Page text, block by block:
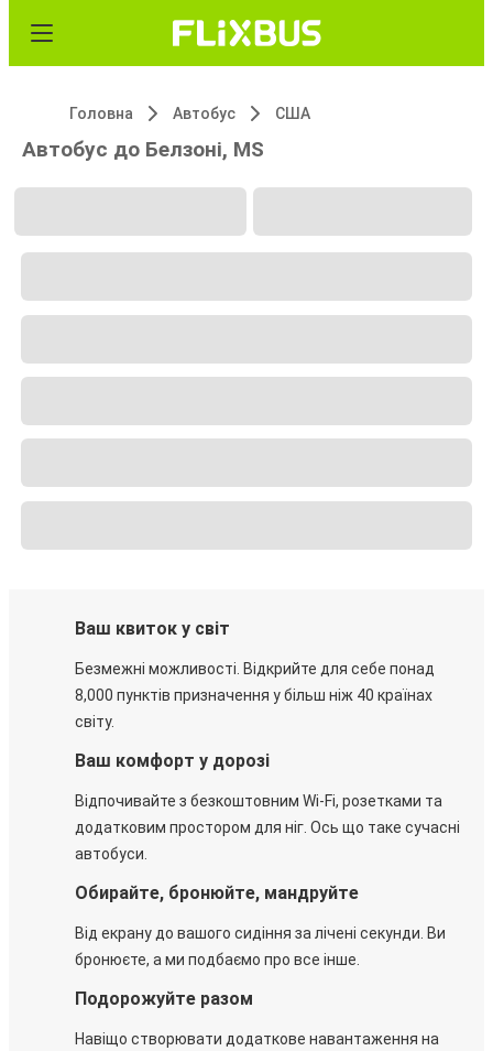
Головна Автобус США
Автобус до Белзоні, MS
Ваш квиток у світ
Безмежні можливості. Відкрийте для себе понад
8,000 пунктів призначення у більш ніж 40 країнах
світу.
Ваш комфорт у дорозі
Відпочивайте з безкоштовним Wi-Fi, розетками та
додатковим простором для ніг. Ось що таке сучасні
автобуси.
Обирайте, бронюйте, мандруйте
Від екрану до вашого сидіння за лічені секунди. Ви
бронюєте, а ми подбаємо про все інше.
Подорожуйте разом
Навіщо створювати додаткове навантаження на